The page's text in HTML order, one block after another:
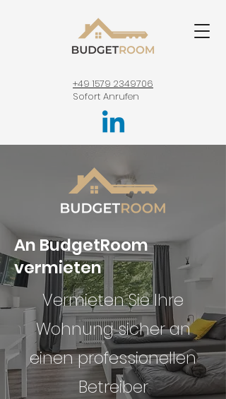
+49 1579 2349706
Sofort Anrufen
An BudgetRoom
vermieten
Vermieten Sie Ihre
Wohnung sicher an
einen professionellen
Betreiber